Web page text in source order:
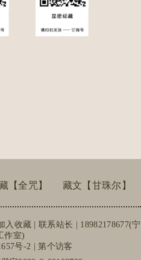
【全咒】 藏文【甘珠尔】
入收藏 | 联系站长 | 18982178677(宁
作室)
号-2 | 第个访客